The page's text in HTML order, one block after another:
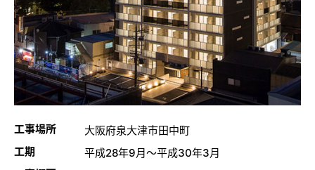
工事場所
大阪府泉大津市田中町
工期
平成28年9月～平成30年3月